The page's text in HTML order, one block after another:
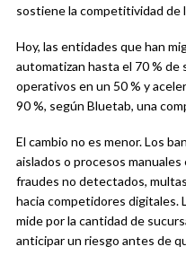
sostiene la competitividad de
Hoy, las entidades que han
automatizan hasta el 70 %
operativos en un 50 % y
90 %, según Bluetab, una
El cambio no es menor. Los
aislados o procesos
fraudes no detectados,
hacia competidores digitales.
mide por la cantidad de
anticipar un riesgo antes de